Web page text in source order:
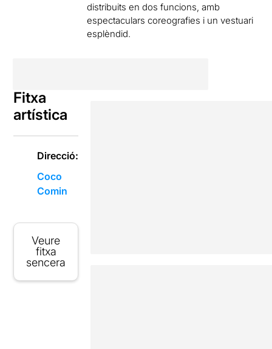
distribuits en dos funcions, amb
espectaculars coreografies i un vestuari
esplèndid.
Fitxa
artística
Direcció:
Coco
Comin
Veure
fitxa
sencera